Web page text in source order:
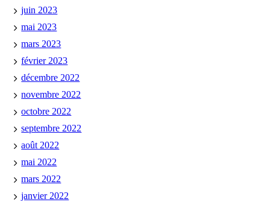
juin 2023
mai 2023
mars 2023
février 2023
décembre 2022
novembre 2022
octobre 2022
septembre 2022
août 2022
mai 2022
mars 2022
janvier 2022